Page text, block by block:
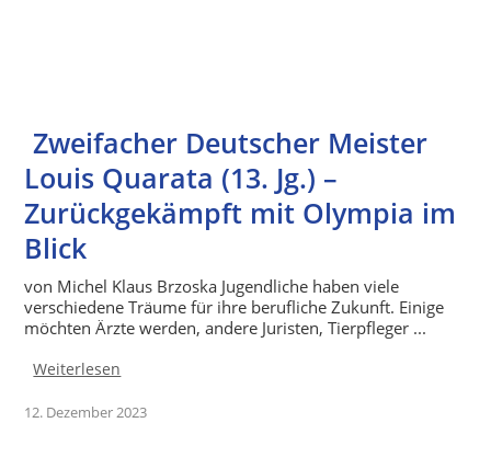
Zweifacher Deutscher Meister
Louis Quarata (13. Jg.) –
Zurückgekämpft mit Olympia im
Blick
von Michel Klaus Brzoska Jugendliche haben viele
verschiedene Träume für ihre berufliche Zukunft. Einige
möchten Ärzte werden, andere Juristen, Tierpfleger ...
Weiterlesen
12. Dezember 2023